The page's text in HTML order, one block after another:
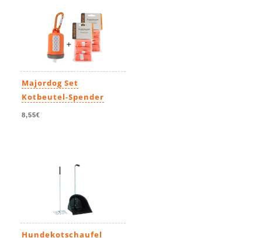
Majordog Set
Kotbeutel-Spender
8,55€
Hundekotschaufel